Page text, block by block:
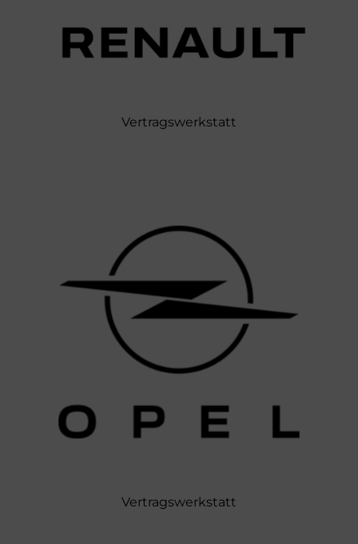
Vertragswerkstatt
Vertragswerkstatt